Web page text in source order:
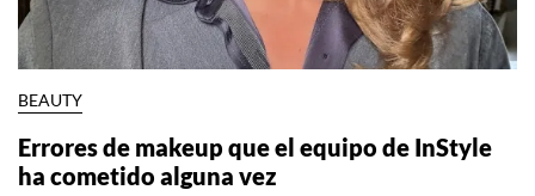
BEAUTY
Errores de makeup que el equipo de InStyle
ha cometido alguna vez